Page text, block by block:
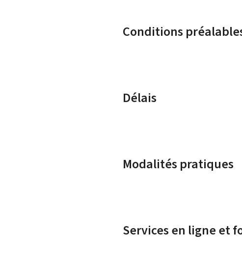
Conditions
Délais
Modalités pratiques
Services en ligne et